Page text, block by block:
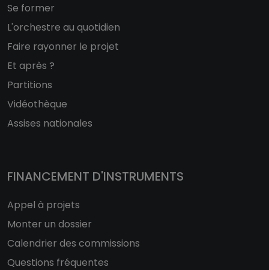
Se former
L'orchestre au quotidien
Faire rayonner le projet
Et après ?
Partitions
Vidéothèque
Assises nationales
FINANCEMENT D'INSTRUMENTS
Appel à projets
Monter un dossier
Calendrier des commissions
Questions fréquentes